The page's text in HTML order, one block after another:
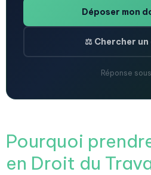
Déposer mon
⚖️ Chercher
Réponse
Pourquoi
en Droit du